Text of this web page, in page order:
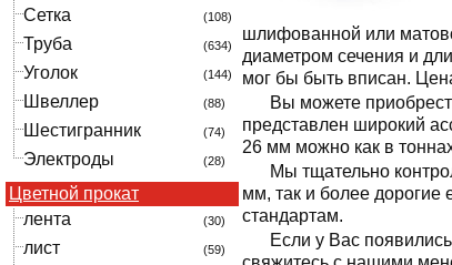
Сетка (108)
Труба (634)
Уголок (144)
Швеллер (88)
Шестигранник (74)
Электроды (28)
Цветной прокат
лента
(30)
лист (59)
шлифованной или
диаметром сечения и
мог бы быть вписан.
Вы можете
представлен широкий
26 мм можно как в
Мы тщательно
мм, так и более дорогие
стандартам.
Если у Вас